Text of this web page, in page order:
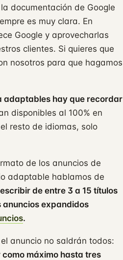
documentación de Google
es muy clara. En
Google y aprovecharlas
clientes. Si quieres que
nosotros para que hagamos
adaptables hay que recordar
disponibles al 100% en
resto de idiomas, solo
de los anuncios de
adaptable hablamos de
escribir de entre 3 a 15 títulos
anuncios expandidos
.
anuncio no saldrán todos:
máximo hasta tres